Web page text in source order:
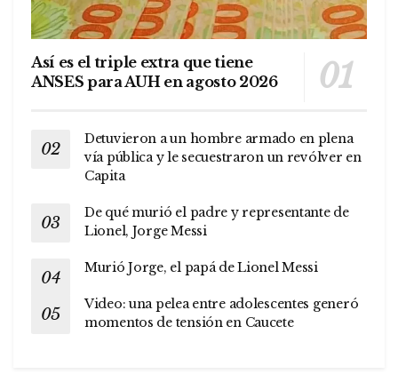
Así es el triple extra que tiene
ANSES para AUH en agosto 2026
Detuvieron a un hombre armado en plena
vía pública y le secuestraron un revólver en
Capita
De qué murió el padre y representante de
Lionel, Jorge Messi
Murió Jorge, el papá de Lionel Messi
Video: una pelea entre adolescentes generó
momentos de tensión en Caucete